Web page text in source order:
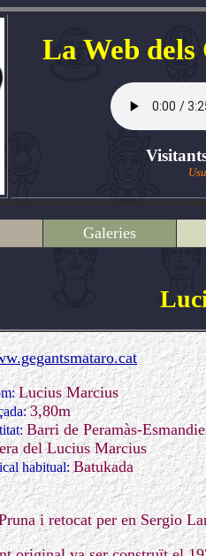
La Web
Galeries
Lucius Marcius
3,80m
Barri de Peramàs-
del Lucius Marcius
habitual:Batukada
i retocat per en Sergio